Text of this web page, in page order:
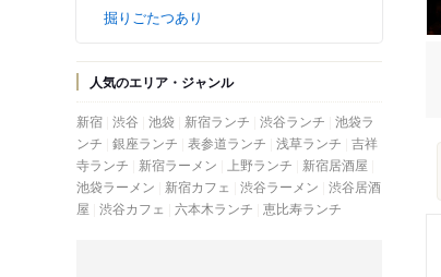
掘りごたつあり
人気のエリア・ジャンル
新宿 渋谷 池袋 新宿ランチ 渋谷ランチ 池袋ラ
ンチ 銀座ランチ 表参道ランチ 浅草ランチ 吉祥
寺ランチ
新宿ラーメン 上野ランチ
新宿居酒屋
池袋ラーメン
新宿カフェ 渋谷ラーメン 渋谷居酒
屋 渋谷カフェ 六本木ランチ 恵比寿ランチ